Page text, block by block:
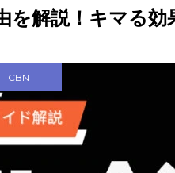
を解説！キマる
CBN